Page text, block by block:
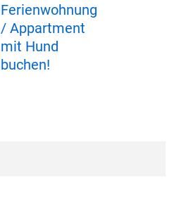
Ferienwohnung
/ Appartment
mit Hund
buchen!